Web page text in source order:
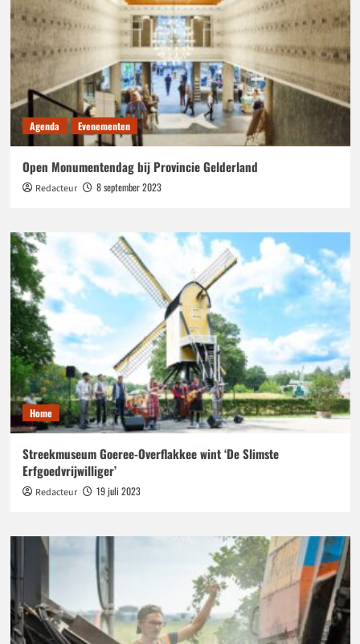
Agenda Evenementen
Open Monumentendag bij Provincie Gelderland
Redacteur 8 september 2023
Home
Streekmuseum Goeree-Overflakkee wint ‘De Slimste
Erfgoedvrijwilliger’
Redacteur 19 juli 2023